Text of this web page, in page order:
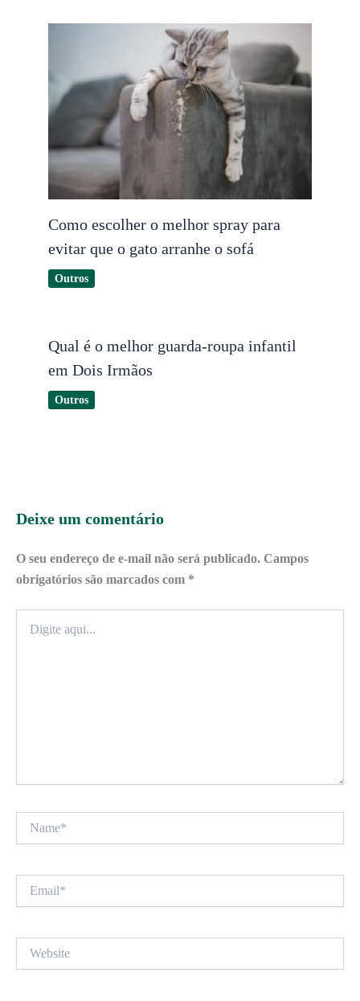
Como escolher o melhor spray para
evitar que o gato arranhe o sofá
Outros
Qual é o melhor guarda-roupa infantil
em Dois Irmãos
Outros
Deixe um comentário
O seu endereço de e-mail não será publicado. Campos
obrigatórios são marcados com *
aqui...